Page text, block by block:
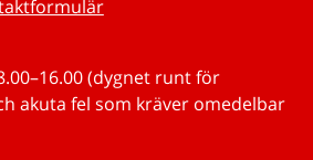
(dygnet runt för
akuta fel som kräver omedelbar